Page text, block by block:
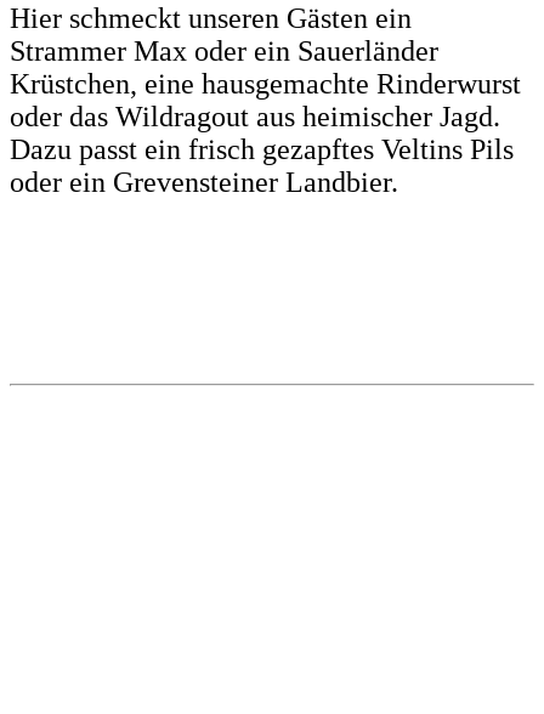
Hier schmeckt unseren Gästen ein
Strammer Max oder ein Sauerländer
Krüstchen, eine hausgemachte Rinderwurst
oder das Wildragout aus heimischer Jagd.
Dazu passt ein frisch gezapftes Veltins Pils
oder ein Grevensteiner Landbier.